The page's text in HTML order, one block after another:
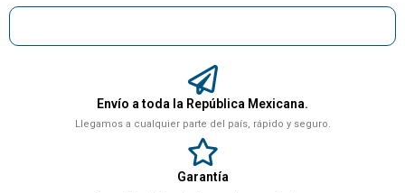
Envío a toda la República Mexicana.
Llegamos a cualquier parte del país, rápido y seguro.
Garantía